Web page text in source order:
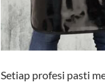
Setiap profesi pasti